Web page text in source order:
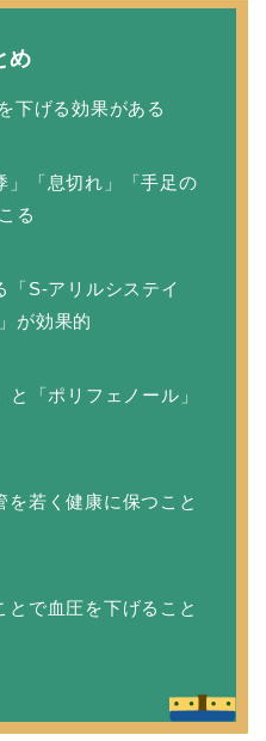
め
下げる効果がある
」「息切れ」「手足の
る
「S-アリルシステイ
が効果的
「ポリフェノール」
若く健康に保つこと
で血圧を下げること